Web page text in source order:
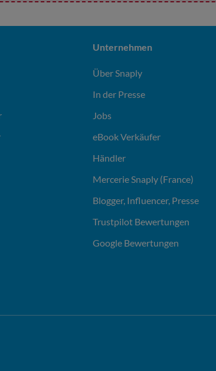
Unternehmen
Über Snaply
In der Presse
Jobs
eBook Verkäufer
Händler
Mercerie Snaply (France)
Blogger, Influencer, Presse
Trustpilot Bewertungen
Google Bewertungen